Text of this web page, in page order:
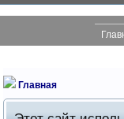
Главная